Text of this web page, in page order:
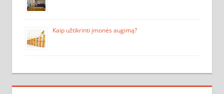
Kaip užtikrinti įmonės augimą?